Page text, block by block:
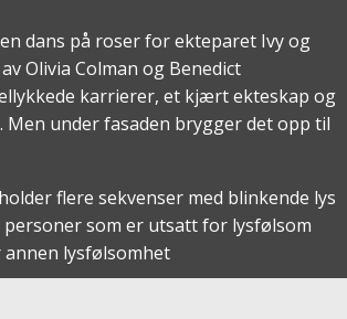
dans på roser for ekteparet Ivy og
Olivia Colman og Benedict
karrierer, et kjært ekteskap og
Men under fasaden brygger det opp til
flere sekvenser med blinkende lys
som er utsatt for lysfølsom
lysfølsomhet